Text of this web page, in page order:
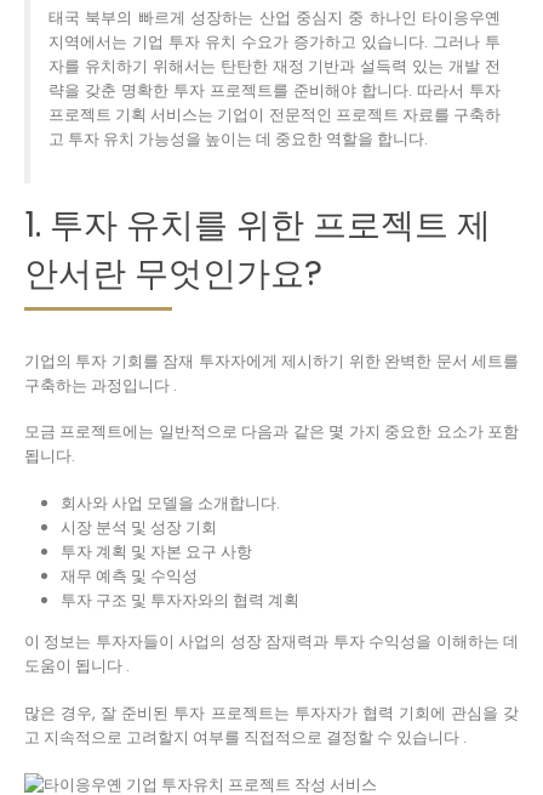
태국 북부의 빠르게 성장하는 산업 중심지 중 하나인 타이응우옌
지역에서는 기업 투자 유치 수요가 증가하고 있습니다. 그러나 투
자를 유치하기 위해서는 탄탄한 재정 기반과 설득력 있는 개발 전
략을 갖춘 명확한 투자 프로젝트를 준비해야 합니다. 따라서 투자
프로젝트 기획 서비스는 기업이 전문적인 프로젝트 자료를 구축하
고 투자 유치 가능성을 높이는 데 중요한 역할을 합니다.
1. 투자 유치를 위한 프로젝트 제
안서란 무엇인가요?
기업의 투자 기회를 잠재 투자자에게 제시하기 위한 완벽한 문서 세트를
구축하는 과정입니다 .
모금 프로젝트에는 일반적으로 다음과 같은 몇 가지 중요한 요소가 포함
됩니다.
회사와 사업 모델을 소개합니다.
시장 분석 및 성장 기회
투자 계획 및 자본 요구 사항
재무 예측 및 수익성
투자 구조 및 투자자와의 협력 계획
이 정보는 투자자들이 사업의 성장 잠재력과 투자 수익성을 이해하는 데
도움이 됩니다 .
많은 경우, 잘 준비된 투자 프로젝트는 투자자가 협력 기회에 관심을 갖
고 지속적으로 고려할지 여부를 직접적으로 결정할 수 있습니다 .